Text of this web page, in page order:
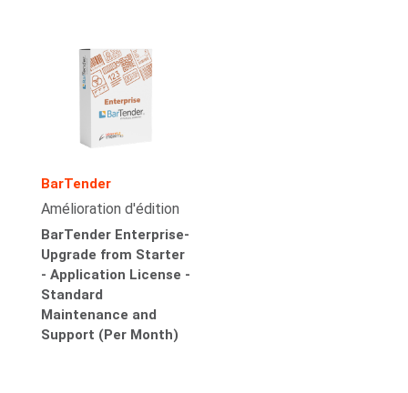
BarTender
Amélioration d'édition
BarTender Enterprise-
Upgrade from Starter
- Application License -
Standard
Maintenance and
Support (Per Month)